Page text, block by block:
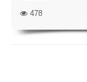
478